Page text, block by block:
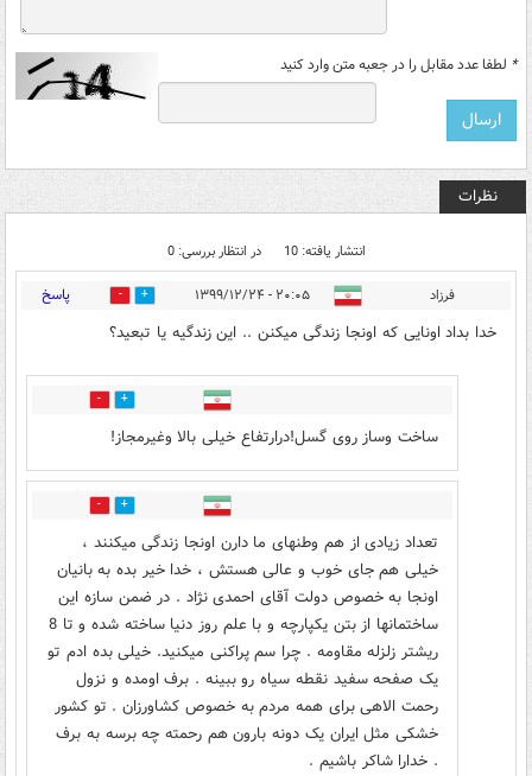
* لطفا عدد مقابل را در جعبه متن وارد کنید
نظرات
انتشار یافته: 10 در انتظار بررسی: 0
فرزاد ۲۰:۰۵ - ۱۳۹۹/۱۲/۲۴ 2 پاسخ
خدا بداد اونایی که اونجا زندگی میکنن .. این زندگیه یا تبعید؟
1
ساخت وساز روی گسل!درارتفاع خیلی بالا وغیرمجاز!
5
تعداد زیادی از هم وطنهای ما دارن اونجا زندگی میکنند ،
خیلی هم جای خوب و عالی هستش ، خدا خیر بده به بانیان
اونجا به خصوص دولت آقای احمدی نژاد . در ضمن سازه این
ساختمانها از بتن یکپارچه و با علم روز دنیا ساخته شده و تا 8
ریشتر زلزله مقاومه . چرا سم پراکنی میکنید. خیلی بده ادم تو
یک صفحه سفید نقطه سیاه رو ببینه . برف اومده و نزول
رحمت الاهی برای همه مردم به خصوص کشاورزان . تو کشور
خشکی مثل ایران یک دونه بارون هم رحمته چه برسه به برف
. خدارا شاکر باشیم .